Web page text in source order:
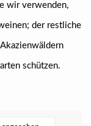
wir verwenden,
der restliche
schützen.